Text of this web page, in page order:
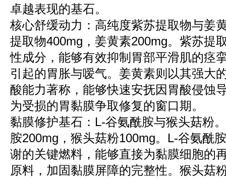
卓越表现的基石。
核心舒缓动力：高纯度紫苏提取物与姜
提取物400mg，姜黄素200mg。紫苏提
性成分，能够有效抑制胃部平滑肌的痉
引起的胃胀与嗳气。姜黄素则以其强大
酸能力著称，能够快速安抚因胃酸侵蚀
为受损的胃黏膜争取修复的窗口期。
黏膜修护基石：L-谷氨酰胺与猴头菇粉
胺200mg，猴头菇粉100mg。L-谷氨酰
谢的关键燃料，能够直接为黏膜细胞的
原料，加固黏膜屏障的完整性。猴头菇